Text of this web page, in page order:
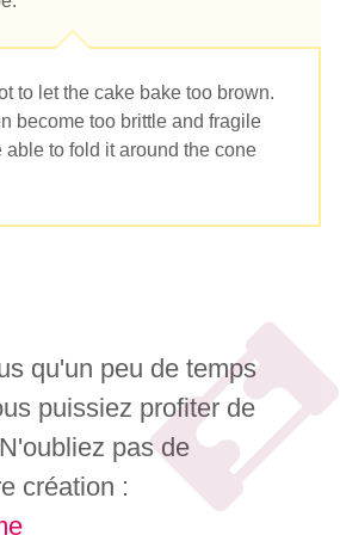
to let the cake bake too brown.
become too brittle and fragile
able to fold it around the cone
qu'un peu de temps
puissiez profiter de
pas de
création :